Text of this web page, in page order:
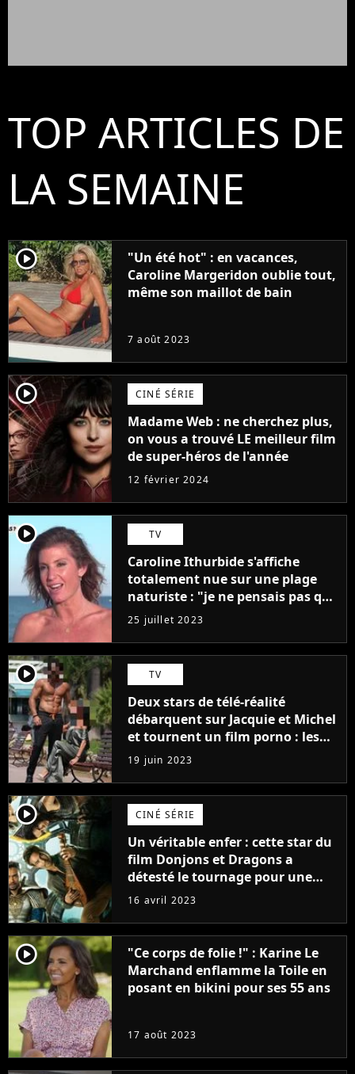
TOP ARTICLES DE
LA SEMAINE
player2
"Un été hot" : en vacances,
Caroline Margeridon oublie tout,
même son maillot de bain
7 août 2023
player2 CINÉ SÉRIE
Madame Web : ne cherchez plus,
on vous a trouvé LE meilleur film
de super-héros de l'année
12 février 2024
player2 TV
Caroline Ithurbide s'affiche
totalement nue sur une plage
naturiste : "je ne pensais pas que
j'arriverais à le faire..."
25 juillet 2023
player2 TV
Deux stars de télé-réalité
débarquent sur Jacquie et Michel
et tournent un film porno : les
premières images du tournage
(exclu)
19 juin 2023
player2 CINÉ SÉRIE
Un véritable enfer : cette star du
film Donjons et Dragons a
détesté le tournage pour une
raison très spéciale
16 avril 2023
player2
"Ce corps de folie !" : Karine Le
Marchand enflamme la Toile en
posant en bikini pour ses 55 ans
17 août 2023